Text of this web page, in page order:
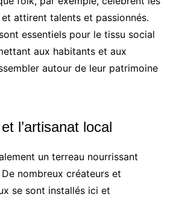
attirent talents et passionnés.
essentiels pour le tissu social
aux habitants et aux
autour de leur patrimoine
l’artisanat local
un terreau nourrissant
nombreux créateurs et
se sont installés ici et